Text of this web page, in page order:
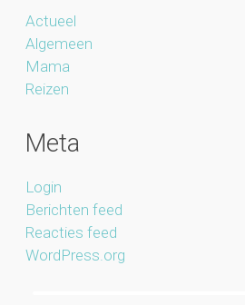
Actueel
Algemeen
Mama
Reizen
Meta
Login
Berichten feed
Reacties feed
WordPress.org